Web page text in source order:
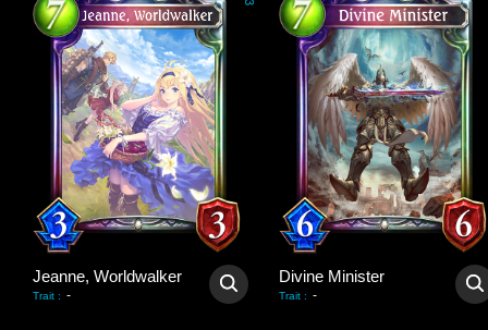
3
Jeanne, Worldwalker
Trait : -
Divine Minister
Trait : -